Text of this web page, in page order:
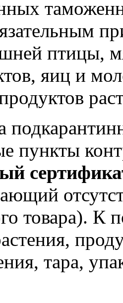
птицы,
яиц и
пункты
товара). К
тара,